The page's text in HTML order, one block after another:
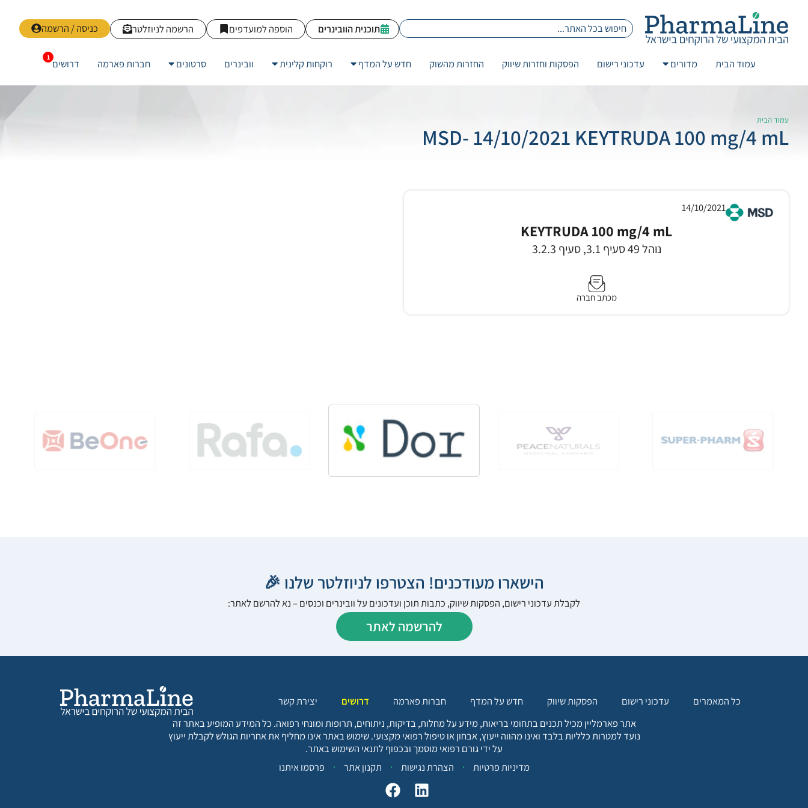
כניסה / הרשמה הרשמה לניוזלטר הוספה למועדפים תוכנית הוובינרים
עמוד הבית מדורים עדכוני רישום הפסקות וחזרות שיווק החזרות מהשוק חדש על המדף רוקחות קלינית וובינרים סרטונים חברות פארמה דרושים
עמוד הבית
MSD- 14/10/2021 KEYTRUDA 100 mg/4 mL
14/10/2021
KEYTRUDA 100 mg/4 mL
נוהל 49 סעיף 3.1, סעיף 3.2.3
מכתב חברה
הישארו מעודכנים! הצטרפו לניוזלטר שלנו 🎉
לקבלת עדכוני רישום, הפסקות שיווק, כתבות תוכן ועדכונים על וובינרים וכנסים – נא להרשם לאתר:
להרשמה לאתר
כל המאמרים עדכוני רישום הפסקות שיווק חדש על המדף חברות פארמה דרושים
יצירת קשר
אתר פארמליין מכיל תכנים בתחומי בריאות, מידע על מחלות, בדיקות, ניתוחים, תרופות ומונחי רפואה. כל המידע המופיע באתר זה
נועד למטרות כלליות בלבד ואינו מהווה ייעוץ, אבחון או טיפול רפואי מקצועי. שימוש באתר אינו מחליף את אחריות הגולש לקבלת ייעוץ
על ידי גורם רפואי מוסמך ובכפוף לתנאי השימוש באתר.
מדיניות פרטיות
הצהרת נגישות תקנון אתר פרסמו איתנו